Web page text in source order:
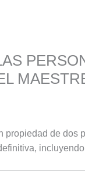
de dos